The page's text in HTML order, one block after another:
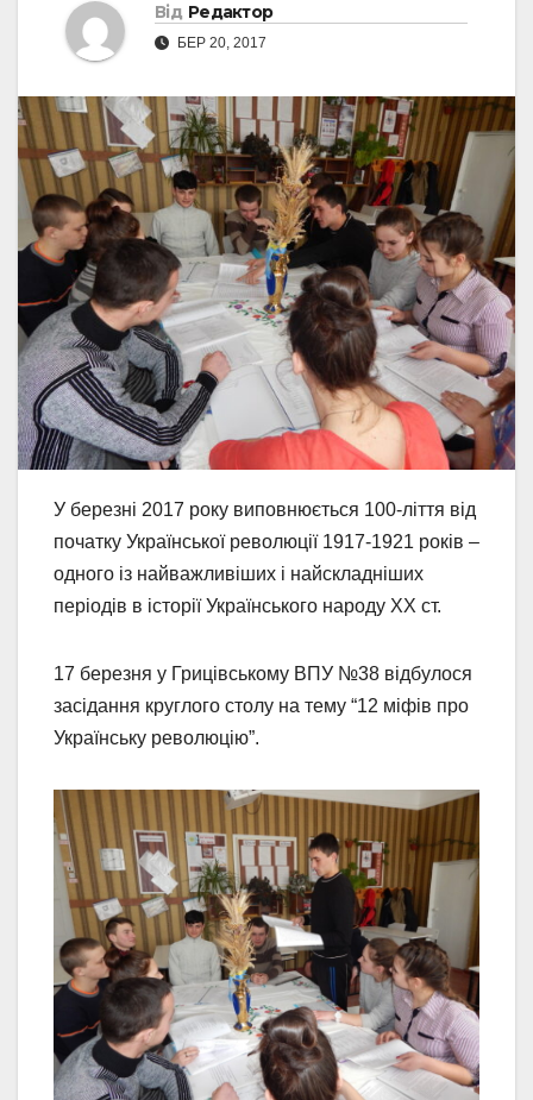
Від Редактор
БЕР 20, 2017
У березні 2017 року виповнюється 100-ліття від
початку Української революції 1917-1921 років –
одного із найважливіших і найскладніших
періодів в історії Українського народу ХХ ст.
17 березня у Грицівському ВПУ №38 відбулося
засідання круглого столу на тему “12 міфів про
Українську революцію”.